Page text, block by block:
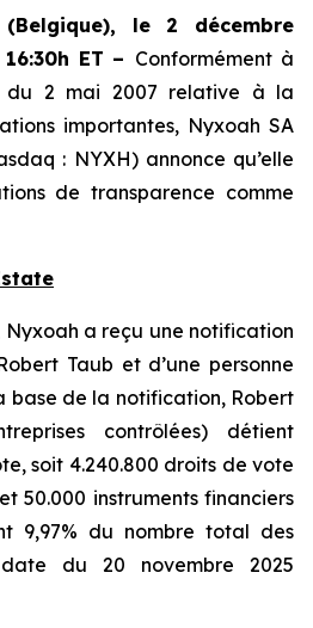
(Belgique), le 2 décembre
ET – Conformément à
2 mai 2007 relative à la
importantes, Nyxoah SA
: NYXH) annonce qu’elle
de transparence comme
Nyxoah a reçu une notification
Taub et d’une personne
base de la notification, Robert
contrôlées) détient
soit 4.240.800 droits de vote
50.000 instruments financiers
9,97% du nombre total des
du 20 novembre 2025